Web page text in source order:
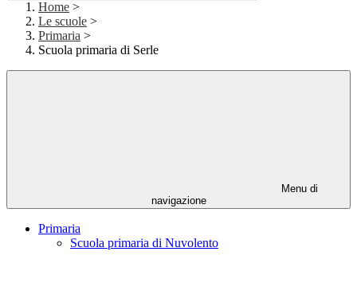
Home >
Le scuole >
Primaria >
Scuola primaria di Serle
Menu di
navigazione
Primaria
Scuola primaria di Nuvolento